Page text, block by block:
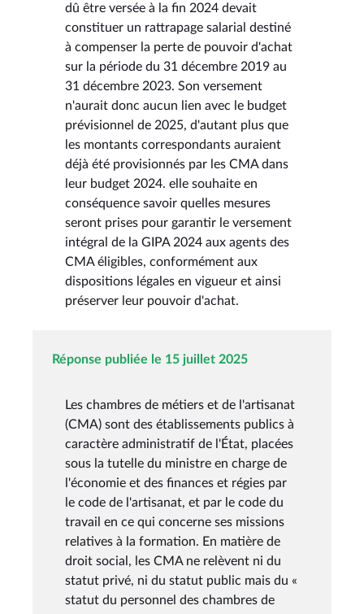
dû être versée à la fin 2024 devait
constituer un rattrapage salarial destiné
à compenser la perte de pouvoir d'achat
sur la période du 31 décembre 2019 au
31 décembre 2023. Son versement
n'aurait donc aucun lien avec le budget
prévisionnel de 2025, d'autant plus que
les montants correspondants auraient
déjà été provisionnés par les CMA dans
leur budget 2024. elle souhaite en
conséquence savoir quelles mesures
seront prises pour garantir le versement
intégral de la GIPA 2024 aux agents des
CMA éligibles, conformément aux
dispositions légales en vigueur et ainsi
préserver leur pouvoir d'achat.
Réponse publiée le 15 juillet 2025
Les chambres de métiers et de l'artisanat
(CMA) sont des établissements publics à
caractère administratif de l'État, placées
sous la tutelle du ministre en charge de
l'économie et des finances et régies par
le code de l'artisanat, et par le code du
travail en ce qui concerne ses missions
relatives à la formation. En matière de
droit social, les CMA ne relèvent ni du
statut privé, ni du statut public mais du «
statut du personnel des chambres de